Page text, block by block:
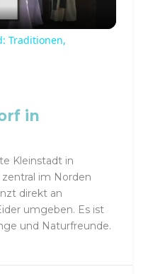
Traditionen,
in
Kleinstadt in
im Norden
direkt an
umgeben. Es ist
und Naturfreunde.